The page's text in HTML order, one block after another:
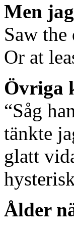
Men
Saw the
Or at
Övriga
“Såg
tänkte
glatt
Ålder